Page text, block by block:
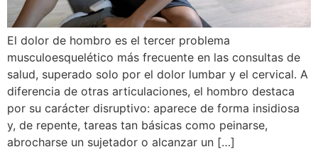
El dolor de hombro es el tercer problema
musculoesquelético más frecuente en las consultas de
salud, superado solo por el dolor lumbar y el cervical. A
diferencia de otras articulaciones, el hombro destaca
por su carácter disruptivo: aparece de forma insidiosa
y, de repente, tareas tan básicas como peinarse,
abrocharse un sujetador o alcanzar un […]